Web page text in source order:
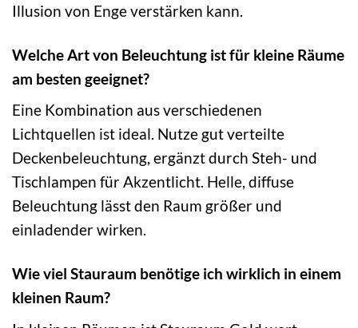
Illusion von Enge verstärken kann.
Welche Art von Beleuchtung ist für kleine Räume
am besten geeignet?
Eine Kombination aus verschiedenen
Lichtquellen ist ideal. Nutze gut verteilte
Deckenbeleuchtung, ergänzt durch Steh- und
Tischlampen für Akzentlicht. Helle, diffuse
Beleuchtung lässt den Raum größer und
einladender wirken.
Wie viel Stauraum benötige ich wirklich in einem
kleinen Raum?